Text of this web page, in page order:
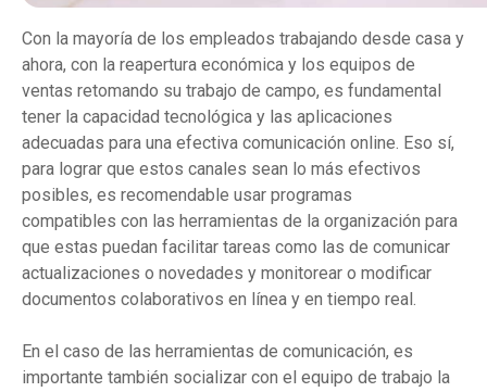
Con la mayoría de los empleados trabajando desde casa y
ahora, con la reapertura económica y los equipos de
ventas retomando su trabajo de campo, es fundamental
tener la capacidad tecnológica y las aplicaciones
adecuadas para una efectiva comunicación online. Eso sí,
para lograr que estos canales sean lo más efectivos
posibles, es recomendable usar programas
compatibles con las herramientas de la organización para
que estas puedan facilitar tareas como las de comunicar
actualizaciones o novedades y monitorear o modificar
documentos colaborativos en línea y en tiempo real.
En el caso de las herramientas de comunicación, es
importante también socializar con el equipo de trabajo la